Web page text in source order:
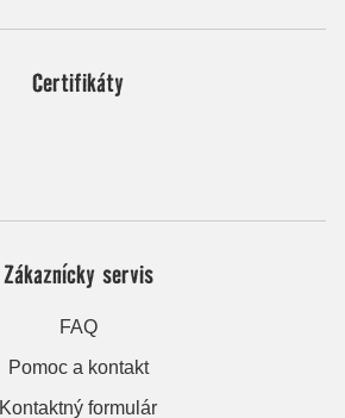
Certifikáty
Zákaznícky servis
FAQ
Pomoc a kontakt
Kontaktný formulár